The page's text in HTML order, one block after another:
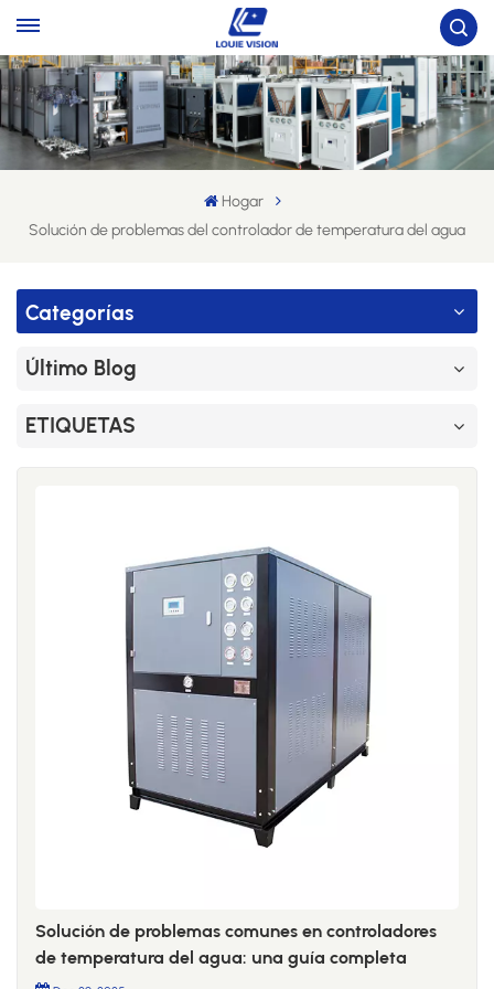
Hogar
Solución de problemas del controlador de temperatura del agua
Categorías
Último Blog
ETIQUETAS
Solución de problemas comunes en controladores
de temperatura del agua: una guía completa